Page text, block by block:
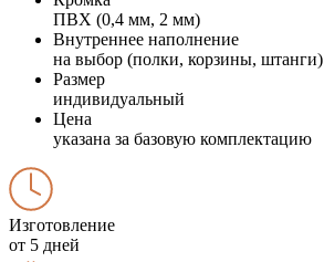
ПВХ (0,4 мм, 2 мм)
Внутреннее наполнение
на выбор (полки, корзины, штанги)
Размер
индивидуальный
Цена
указана за базовую комплектацию
Изготовление
от 5 дней